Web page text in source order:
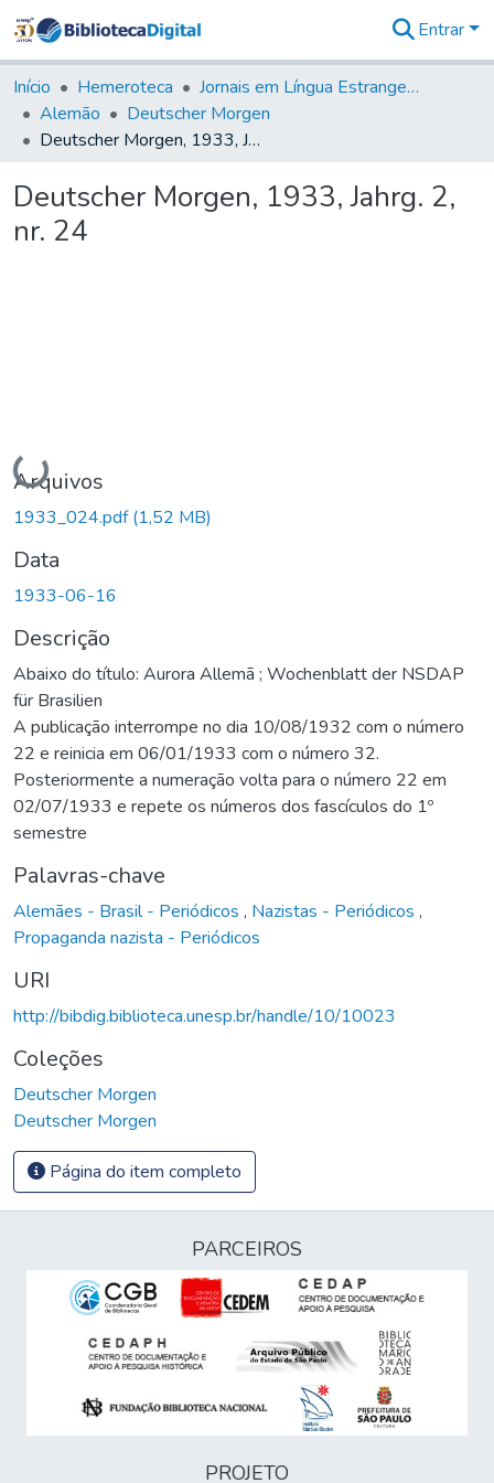
&
Coleções
Tudo na
Biblioteca
Estatísticas
Entrar
Início Hemeroteca
Jornais em Língua Estrangeira
Alemão
Deutscher Morgen
Deutscher Morgen, 1933, Jahrg. 2, nr. 24
Deutscher Morgen, 1933, Jahrg. 2,
nr. 24
Carregando...
Arquivos
1933_024.pdf(1,52 MB)
Data
1933-06-16
Descrição
Abaixo do título: Aurora Allemã ; Wochenblatt der NSDAP
für Brasilien
A publicação interrompe no dia 10/08/1932 com o número
22 e reinicia em 06/01/1933 com o número 32.
Posteriormente a numeração volta para o número 22 em
02/07/1933 e repete os números dos fascículos do 1º
semestre
Palavras-chave
Alemães - Brasil - Periódicos , Nazistas - Periódicos ,
Propaganda nazista - Periódicos
URI
http://bibdig.biblioteca.unesp.br/handle/10/10023
Coleções
Deutscher Morgen
Deutscher Morgen
Página do item completo
PARCEIROS
PROJETO